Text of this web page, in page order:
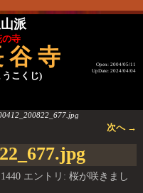
派
の寺
谷 寺
こくじ)
Open: 2004/05/11
UpDate: 2024/04/04
次へ →
エントリ: 桜が咲きまし